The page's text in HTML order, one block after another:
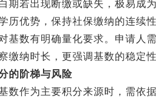
期若出现断缴或缺失，极易成
优势，保持社保缴纳的连续性
数有明确量化要求。申请人需
缴纳时长，更强调基数的稳定
的阶梯与风险
作为主要积分来源时，需依据